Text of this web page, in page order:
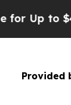
Provided